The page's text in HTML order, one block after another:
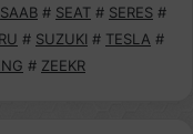
SAAB # SEAT # SERES #
# SUZUKI # TESLA #
# ZEEKR